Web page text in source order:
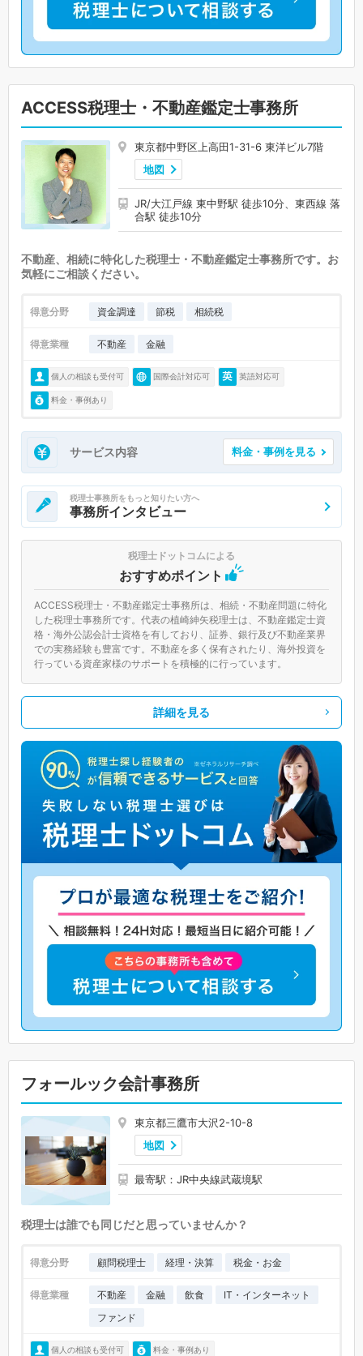
ACCESS税理士・不動産鑑定士事務所
東京都中野区上高田1-31-6 東洋ビル7階
地図
JR/大江戸線 東中野駅 徒歩10分、東西線 落
合駅 徒歩10分
不動産、相続に特化した税理士・不動産鑑定士事務所です。お
気軽にご相談ください。
得意分野 資金調達 節税 相続税
得意業種 不動産 金融
個人の相談も受付可 国際会計対応可 英語対応可
料金・事例あり
サービス内容 料金・事例を見る
税理士事務所をもっと知りたい方へ
事務所インタビュー
税理士ドットコムによる
おすすめポイント
ACCESS税理士・不動産鑑定士事務所は、相続・不動産問題に特化
した税理士事務所です。代表の植崎紳矢税理士は、不動産鑑定士資
格・海外公認会計士資格を有しており、証券、銀行及び不動産業界
での実務経験も豊富です。不動産を多く保有されたり、海外投資を
行っている資産家様のサポートを積極的に行っています。
詳細を見る
フォールック会計事務所
東京都三鷹市大沢2-10-8
地図
最寄駅：JR中央線武蔵境駅
税理士は誰でも同じだと思っていませんか？
得意分野 顧問税理士 経理・決算 税金・お金
得意業種 不動産 金融 飲食
IT・インターネット
ファンド
個人の相談も受付可 料金・事例あり